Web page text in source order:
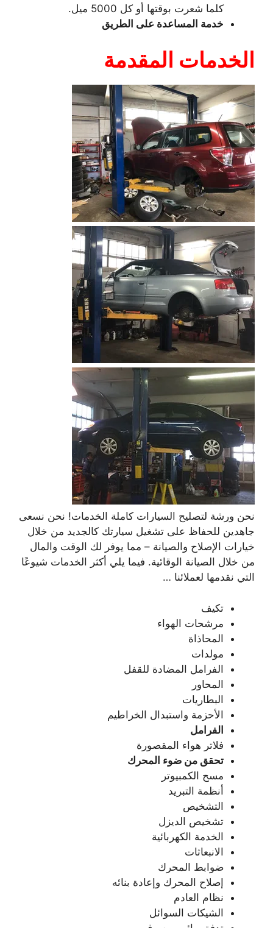
كلما شعرت بوقتها أو كل 5000 ميل.
خدمة المساعدة على الطريق
الخدمات المقدمة
نحن ورشة لتصليح السيارات كاملة الخدمات! نحن نسعى
جاهدين للحفاظ على تشغيل سيارتك كالجديد من خلال
خيارات الإصلاح والصيانة – مما يوفر لك الوقت والمال
من خلال الصيانة الوقائية. فيما يلي أكثر الخدمات شيوعًا
التي نقدمها لعملائنا …
تكيف
مرشحات الهواء
المحاذاة
مولدات
الفرامل المضادة للقفل
المحاور
البطاريات
الأحزمة واستبدال الخراطيم
الفرامل
فلاتر هواء المقصورة
تحقق من ضوء المحرك
مسح الكمبيوتر
أنظمة التبريد
التشخيص
تشخيص الديزل
الخدمة الكهربائية
الانبعاثات
ضوابط المحرك
إصلاح المحرك وإعادة بنائه
نظام العادم
الشيكات السوائل